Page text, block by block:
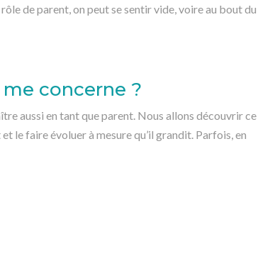
de parent, on peut se sentir vide, voire au bout du
me concerne ?
aussi en tant que parent. Nous allons découvrir ce
le faire évoluer à mesure qu’il grandit. Parfois, en